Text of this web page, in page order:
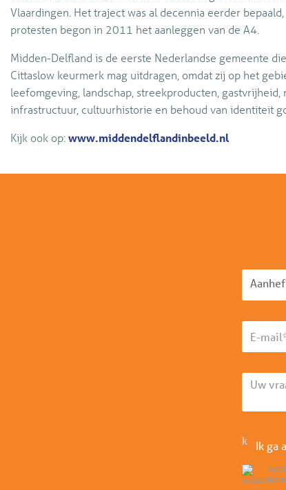
Vlaardingen. Het traject was al decennia eerder
protesten begon in 2011 het aanleggen van de A4.
Midden-Delfland is de eerste Nederlandse gemeente
Cittaslow keurmerk mag uitdragen, omdat zij op het
leefomgeving, landschap, streekproducten, gastvrijheid,
infrastructuur, cultuurhistorie en behoud van identiteit
Kijk ook op:www.middendelflandinbeeld.nl
Ik ga